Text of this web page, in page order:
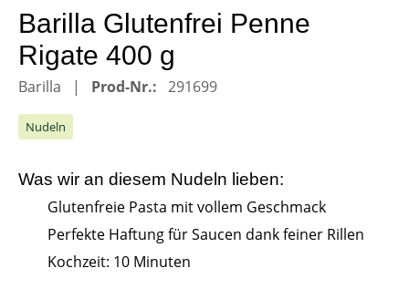
Barilla Glutenfrei Penne
Rigate 400 g
Barilla Prod-Nr.: 291699
Nudeln
Was wir an diesem Nudeln lieben:
Glutenfreie Pasta mit vollem Geschmack
Perfekte Haftung für Saucen dank feiner Rillen
Kochzeit: 10 Minuten